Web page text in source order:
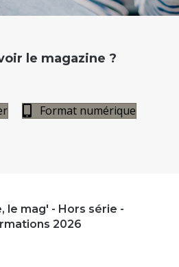
le magazine ?
Format numérique
le mag' - Hors série -
2026